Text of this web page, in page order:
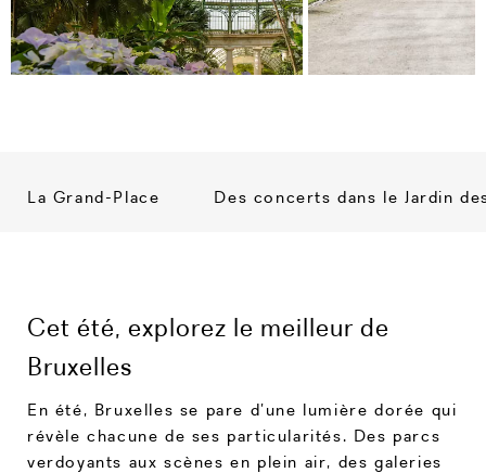
La Grand-Place Des concerts dans le Jardin
Cet été, explorez le meilleur de
Bruxelles
En été, Bruxelles se pare d’une lumière dorée qui
révèle chacune de ses particularités. Des parcs
verdoyants aux scènes en plein air, des galeries